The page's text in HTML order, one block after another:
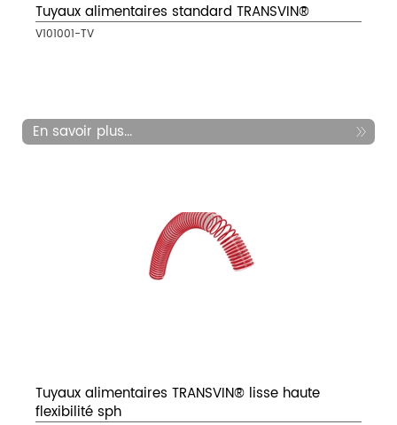
Tuyaux alimentaires standard TRANSVIN®
V101001-TV
En savoir plus...
Tuyaux alimentaires TRANSVIN® lisse haute
flexibilité sph